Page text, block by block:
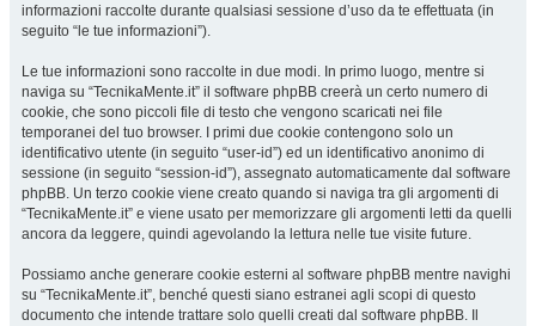
informazioni raccolte durante qualsiasi sessione d’uso da te effettuata (in
seguito “le tue informazioni”).
Le tue informazioni sono raccolte in due modi. In primo luogo, mentre si
naviga su “TecnikaMente.it” il software phpBB creerà un certo numero di
cookie, che sono piccoli file di testo che vengono scaricati nei file
temporanei del tuo browser. I primi due cookie contengono solo un
identificativo utente (in seguito “user-id”) ed un identificativo anonimo di
sessione (in seguito “session-id”), assegnato automaticamente dal software
phpBB. Un terzo cookie viene creato quando si naviga tra gli argomenti di
“TecnikaMente.it” e viene usato per memorizzare gli argomenti letti da quelli
ancora da leggere, quindi agevolando la lettura nelle tue visite future.
Possiamo anche generare cookie esterni al software phpBB mentre navighi
su “TecnikaMente.it”, benché questi siano estranei agli scopi di questo
documento che intende trattare solo quelli creati dal software phpBB. Il